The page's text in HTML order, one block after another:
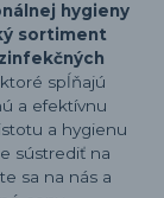
hygieny
sortiment
spĺňajú
a efektívnu
a hygienu
sústrediť na
sa na nás a